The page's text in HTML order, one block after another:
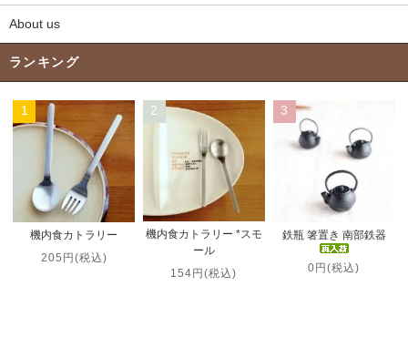
About us
ランキング
1
機内食カトラリー
205円(税込)
2
機内食カトラリー *スモ
ール
154円(税込)
3
鉄瓶 箸置き 南部鉄器
0円(税込)